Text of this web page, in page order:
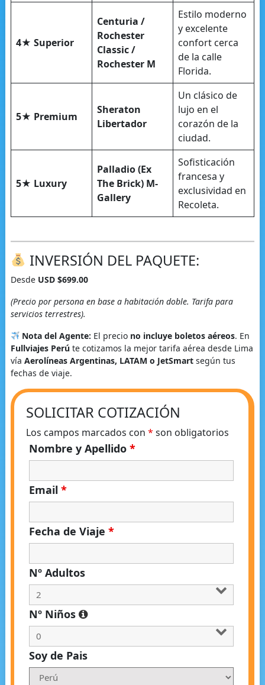
4★ Superior
Centuria /
Rochester
Classic /
Rochester M
Estilo moderno
y excelente
confort cerca
de la calle
Florida.
5★ Premium
Sheraton
Libertador
Un clásico de
lujo en el
corazón de la
ciudad.
5★ Luxury
Palladio (Ex
The Brick) M-
Gallery
Sofisticación
francesa y
exclusividad en
Recoleta.
INVERSIÓN DEL PAQUETE:
Desde USD $699.00
(Precio por persona en base a habitación doble. Tarifa para
servicios terrestres).
Nota del Agente: El precio no incluye boletos aéreos. En
Fullviajes Perúte cotizamos la mejor tarifa aérea desde Lima
vía Aerolíneas Argentinas, LATAM o JetSmartsegún tus
fechas de viaje.
SOLICITAR COTIZACIÓN
Los campos marcados con * son obligatorios
Nombre y Apellido *
Email *
Fecha de Viaje *
Nº Adultos
Nº Niños
Soy de Pais